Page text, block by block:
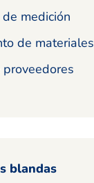
medición
de materiales
blandas